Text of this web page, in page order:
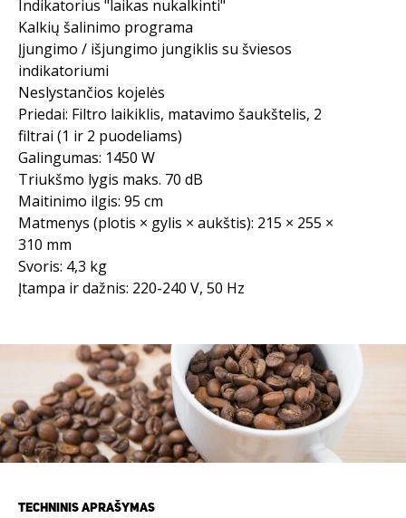
Indikatorius "laikas nukalkinti"
Kalkių šalinimo programa
Įjungimo / išjungimo jungiklis su šviesos
indikatoriumi
Neslystančios kojelės
Priedai: Filtro laikiklis, matavimo šaukštelis, 2
filtrai (1 ir 2 puodeliams)
Galingumas: 1450 W
Triukšmo lygis maks. 70 dB
Maitinimo ilgis: 95 cm
Matmenys (plotis × gylis × aukštis): 215 × 255 ×
310 mm
Svoris: 4,3 kg
Įtampa ir dažnis: 220-240 V, 50 Hz
TECHNINIS APRAŠYMAS